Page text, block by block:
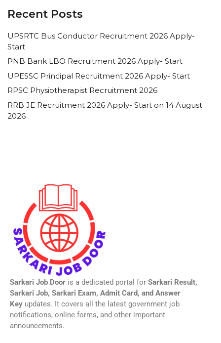
Recent Posts
UPSRTC Bus Conductor Recruitment 2026 Apply-
Start
PNB Bank LBO Recruitment 2026 Apply- Start
UPESSC Principal Recruitment 2026 Apply- Start
RPSC Physiotherapist Recruitment 2026
RRB JE Recruitment 2026 Apply- Start on 14 August
2026
Sarkari Job Door is a dedicated portal for Sarkari Result,
Sarkari Job, Sarkari Exam, Admit Card, and Answer
Key updates. It covers all the latest government job
notifications, online forms, and other important
announcements.